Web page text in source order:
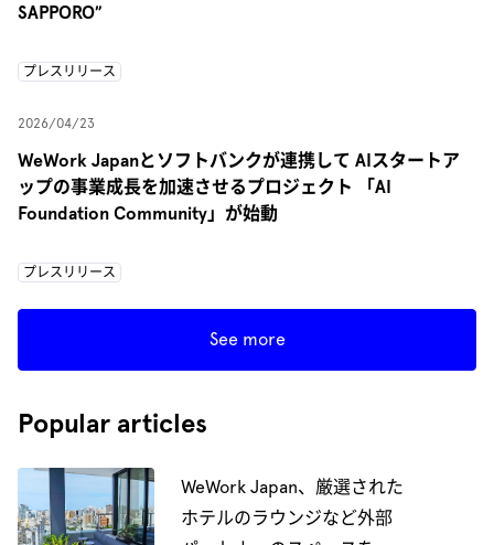
SAPPORO”
プレスリリース
2026/04/23
WeWork Japanとソフトバンクが連携して AIスタートア
ップの事業成長を加速させるプロジェクト 「AI
Foundation Community」が始動
プレスリリース
See more
Popular articles
WeWork Japan、厳選された
ホテルのラウンジなど外部